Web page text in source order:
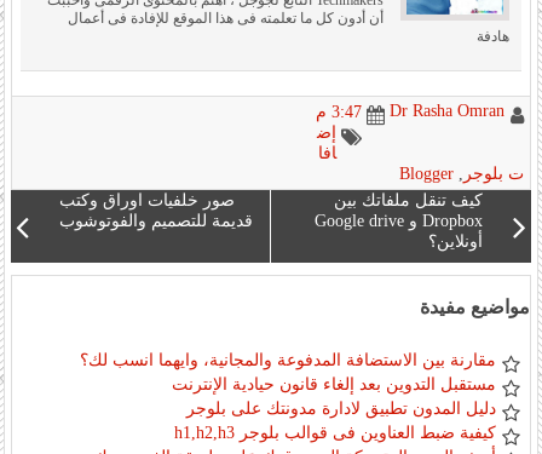
أن أدون كل ما تعلمته فى هذا الموقع للإفادة فى أعمال
هادفة
Dr Rasha Omran
3:47 م
إض
افا
ت بلوجر
,
Blogger
كيف تنقل ملفاتك بين
Dropbox و Google drive
أونلاين؟
صور خلفيات اوراق وكتب
قديمة للتصميم والفوتوشوب
مواضيع مفيدة
مقارنة بين الاستضافة المدفوعة والمجانية، وايهما انسب لك؟
مستقبل التدوين بعد إلغاء قانون حيادية الإنترنت
دليل المدون تطبيق لادارة مدونتك على بلوجر
كيفية ضبط العناوين فى قوالب بلوجر h1,h2,h3